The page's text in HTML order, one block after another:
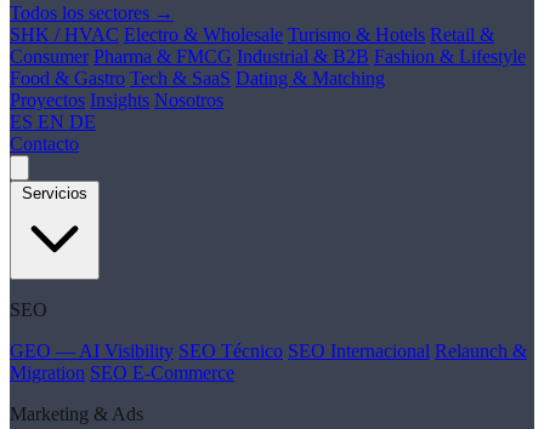
Todos los sectores →
SHK / HVAC Electro & Wholesale Turismo & Hotels Retail &
Consumer Pharma & FMCG Industrial & B2B Fashion & Lifestyle
Food & Gastro Tech & SaaS Dating & Matching
Proyectos Insights Nosotros
ES EN DE
Contacto
Servicios
SEO
GEO — AI Visibility SEO Técnico SEO Internacional Relaunch &
Migration SEO E-Commerce
Marketing & Ads